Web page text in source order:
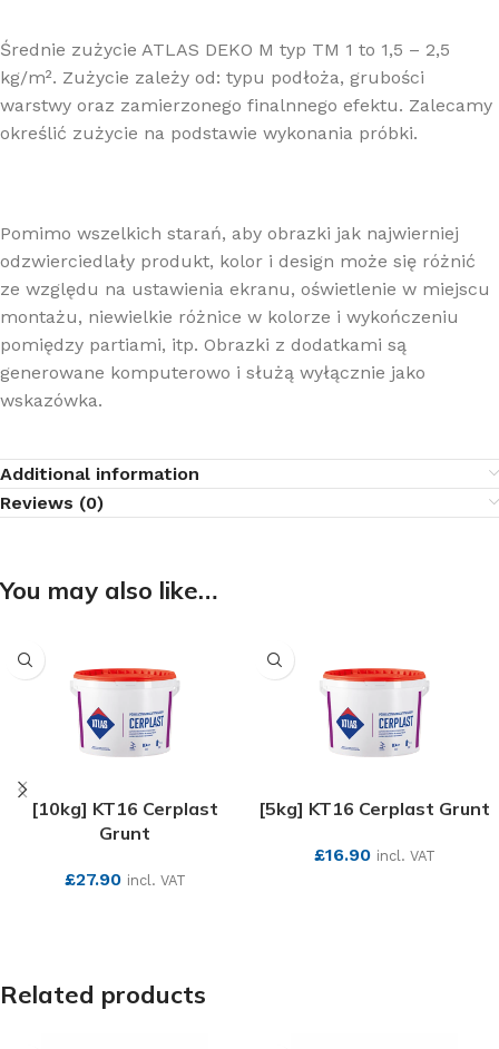
Średnie zużycie ATLAS DEKO M typ TM 1 to 1,5 – 2,5
kg/m². Zużycie zależy od: typu podłoża, grubości
warstwy oraz zamierzonego finalnnego efektu. Zalecamy
określić zużycie na podstawie wykonania próbki.
Pomimo wszelkich starań, aby obrazki jak najwierniej
odzwierciedlały produkt, kolor i design może się różnić
ze względu na ustawienia ekranu, oświetlenie w miejscu
montażu, niewielkie różnice w kolorze i wykończeniu
pomiędzy partiami, itp. Obrazki z dodatkami są
generowane komputerowo i służą wyłącznie jako
wskazówka.
Additional information
Reviews (0)
You may also like…
[10kg] KT16 Cerplast
Grunt
£27.90 incl. VAT
[5kg] KT16 Cerplast Grunt
£16.90 incl. VAT
Related products